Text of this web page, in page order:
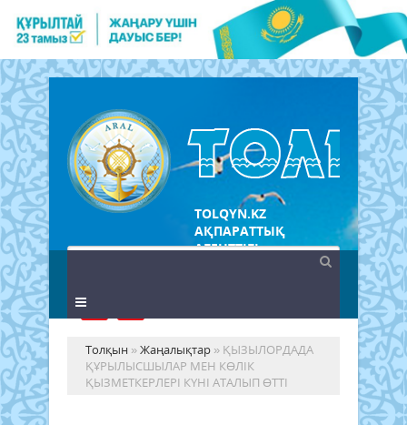
TOLQYN.KZ
АҚПАРАТТЫҚ
АГЕНТТІГІ
Толқын »Жаңалықтар » ҚЫЗЫЛОРДАДА
ҚҰРЫЛЫСШЫЛАР МЕН КӨЛІК
ҚЫЗМЕТКЕРЛЕРІ КҮНІ АТАЛЫП ӨТТІ